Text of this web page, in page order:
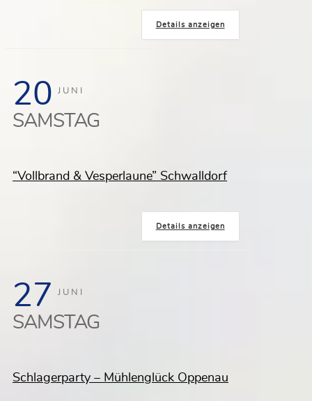
Details anzeigen
20 JUNI
SAMSTAG
“Vollbrand & Vesperlaune” Schwalldorf
Details anzeigen
27 JUNI
SAMSTAG
Schlagerparty – Mühlenglück Oppenau